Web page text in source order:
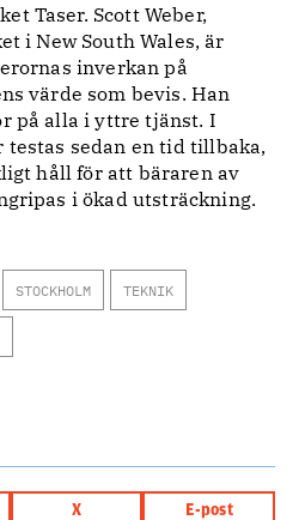
Taser. Scott Weber,
i New South Wales, är
inverkan på
värde som bevis. Han
på alla i yttre tjänst. I
sedan en tid tillbaka,
håll för att bäraren av
i ökad utsträckning.
STOCKHOLM TEKNIK
X E-post